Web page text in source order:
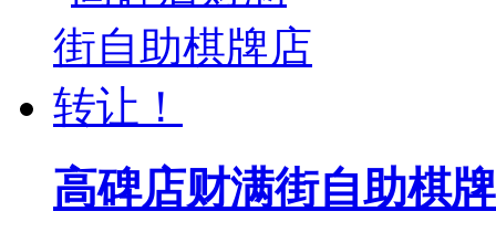
高碑店财满街自助棋